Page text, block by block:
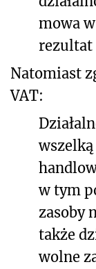
mowa
rezultat
Natomiast
VAT:
w tym
zasoby
także
wolne